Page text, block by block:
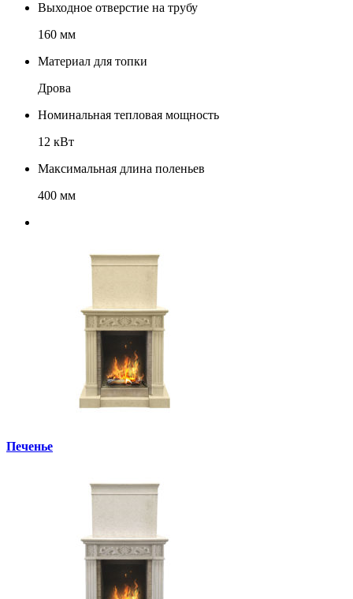
Выходное отверстие на трубу
160 мм
Материал для топки
Дрова
Номинальная тепловая мощность
12 кВт
Максимальная длина поленьев
400 мм
Печенье